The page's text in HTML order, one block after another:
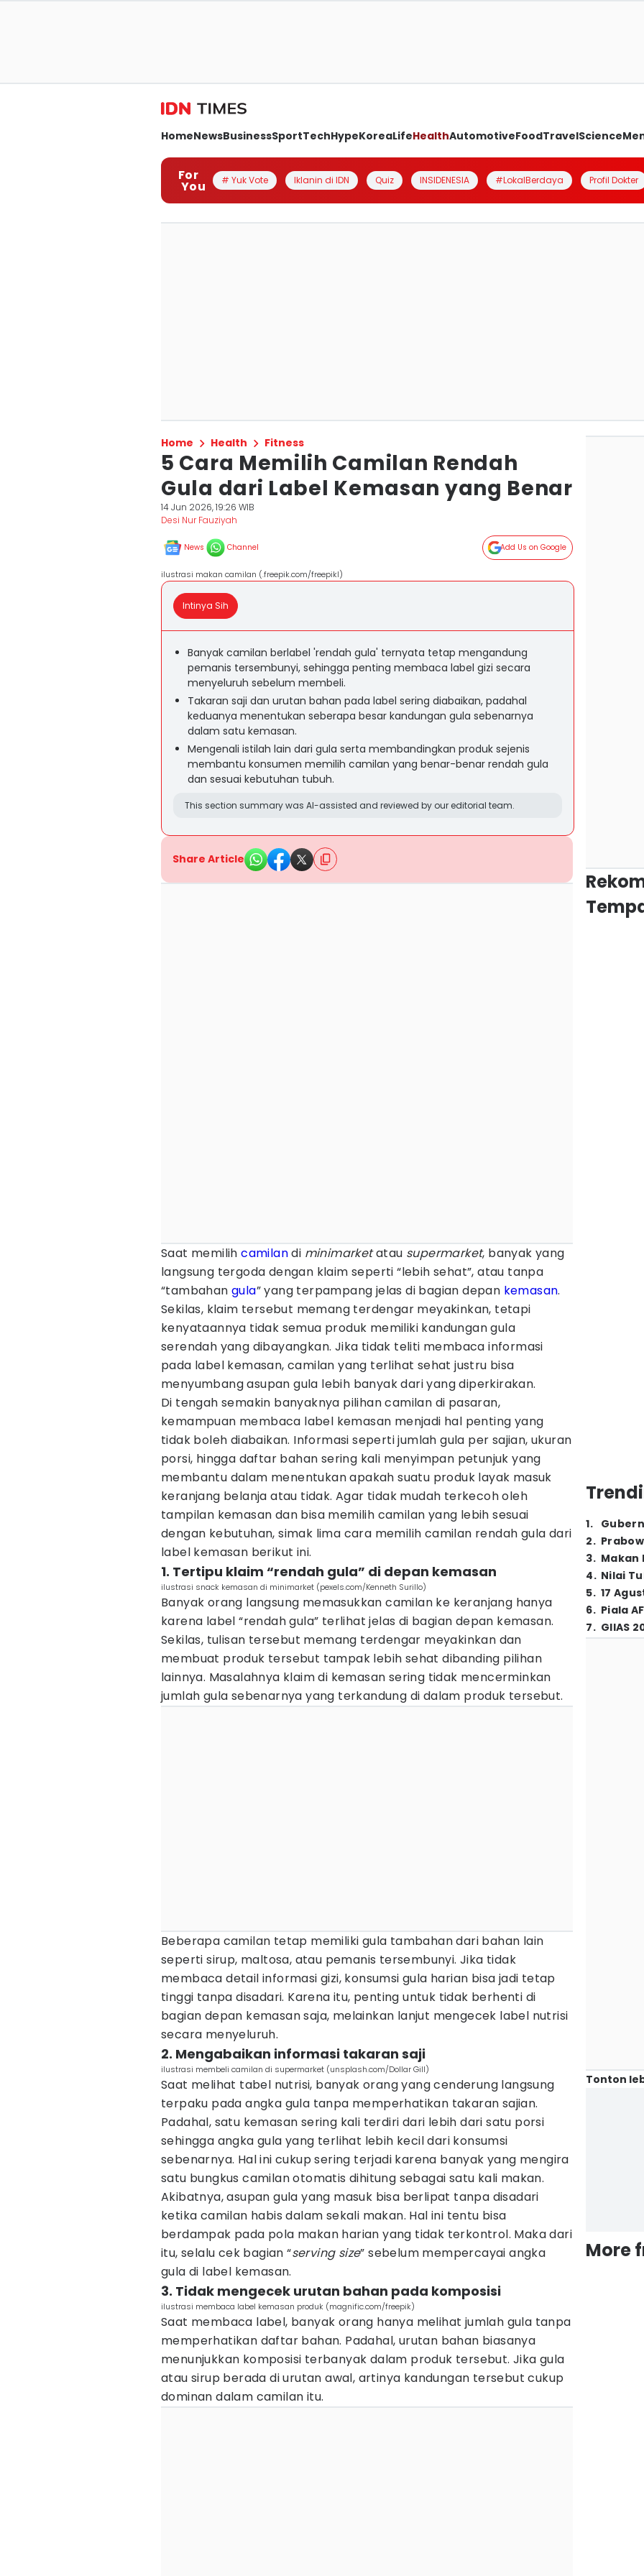
HomeNewsBusinessSportTechHypeKoreaLifeHealthAutomotiveFoodTravelScience
For
You # Yuk Vote Iklanin di IDN Quiz INSIDENESIA #LokalBerdaya Profil Dokter
Home Health Fitness
5 Cara Memilih Camilan Rendah
Gula dari Label Kemasan yang Benar
14 Jun 2026, 19:26 WIB
Desi Nur Fauziyah
News Channel Add Us on Google
ilustrasi makan camilan (.freepik.com/freepikI)
Intinya Sih
Banyak camilan berlabel 'rendah gula' ternyata tetap mengandung
pemanis tersembunyi, sehingga penting membaca label gizi secara
menyeluruh sebelum membeli.
Takaran saji dan urutan bahan pada label sering diabaikan, padahal
keduanya menentukan seberapa besar kandungan gula sebenarnya
dalam satu kemasan.
Mengenali istilah lain dari gula serta membandingkan produk sejenis
membantu konsumen memilih camilan yang benar-benar rendah gula
dan sesuai kebutuhan tubuh.
This section summary was AI-assisted and reviewed by our editorial team.
Share Article
Saat memilihcamilandi minimarketatau supermarket, banyak yang
langsung tergoda dengan klaim seperti “lebih sehat”, atau tanpa
“tambahangula” yang terpampang jelas di bagian depan kemasan.
Sekilas, klaim tersebut memang terdengar meyakinkan, tetapi
kenyataannya tidak semua produk memiliki kandungan gula
serendah yang dibayangkan. Jika tidak teliti membaca informasi
pada label kemasan, camilan yang terlihat sehat justru bisa
menyumbang asupan gula lebih banyak dari yang diperkirakan.
Di tengah semakin banyaknya pilihan camilan di pasaran,
kemampuan membaca label kemasan menjadi hal penting yang
tidak boleh diabaikan. Informasi seperti jumlah gula per sajian, ukuran
porsi, hingga daftar bahan sering kali menyimpan petunjuk yang
membantu dalam menentukan apakah suatu produk layak masuk
keranjang belanja atau tidak. Agar tidak mudah terkecoh oleh
tampilan kemasan dan bisa memilih camilan yang lebih sesuai
dengan kebutuhan, simak lima cara memilih camilan rendah gula dari
label kemasan berikut ini.
1. Tertipu klaim “rendah gula” di depan kemasan
ilustrasi snack kemasan di minimarket (pexels.com/Kenneth Surillo)
Banyak orang langsung memasukkan camilan ke keranjang hanya
karena label “rendah gula” terlihat jelas di bagian depan kemasan.
Sekilas, tulisan tersebut memang terdengar meyakinkan dan
membuat produk tersebut tampak lebih sehat dibanding pilihan
lainnya. Masalahnya klaim di kemasan sering tidak mencerminkan
jumlah gula sebenarnya yang terkandung di dalam produk tersebut.
Beberapa camilan tetap memiliki gula tambahan dari bahan lain
seperti sirup, maltosa, atau pemanis tersembunyi. Jika tidak
membaca detail informasi gizi, konsumsi gula harian bisa jadi tetap
tinggi tanpa disadari. Karena itu, penting untuk tidak berhenti di
bagian depan kemasan saja, melainkan lanjut mengecek label nutrisi
secara menyeluruh.
2. Mengabaikan informasi takaran saji
ilustrasi membeli camilan di supermarket (unsplash.com/Dollar Gill)
Saat melihat tabel nutrisi, banyak orang yang cenderung langsung
terpaku pada angka gula tanpa memperhatikan takaran sajian.
Padahal, satu kemasan sering kali terdiri dari lebih dari satu porsi
sehingga angka gula yang terlihat lebih kecil dari konsumsi
sebenarnya. Hal ini cukup sering terjadi karena banyak yang mengira
satu bungkus camilan otomatis dihitung sebagai satu kali makan.
Akibatnya, asupan gula yang masuk bisa berlipat tanpa disadari
ketika camilan habis dalam sekali makan. Hal ini tentu bisa
berdampak pada pola makan harian yang tidak terkontrol. Maka dari
itu, selalu cek bagian “serving size” sebelum mempercayai angka
gula di label kemasan.
3. Tidak mengecek urutan bahan pada komposisi
ilustrasi membaca label kemasan produk (magnific.com/freepik)
Saat membaca label, banyak orang hanya melihat jumlah gula tanpa
memperhatikan daftar bahan. Padahal, urutan bahan biasanya
menunjukkan komposisi terbanyak dalam produk tersebut. Jika gula
atau sirup berada di urutan awal, artinya kandungan tersebut cukup
dominan dalam camilan itu.
1.
2.
3. Makan
4. Nilai
5. 17
6. Piala
7. GIIAS
Tonton
More